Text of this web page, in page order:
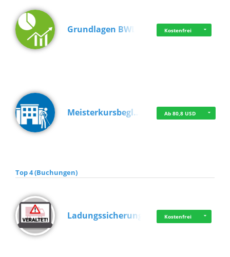
Grundlagen BWL Kostenfrei
Meisterkursbegl… Ab 80,8 USD
Top 4 (Buchungen)
Ladungssicherung Kostenfrei